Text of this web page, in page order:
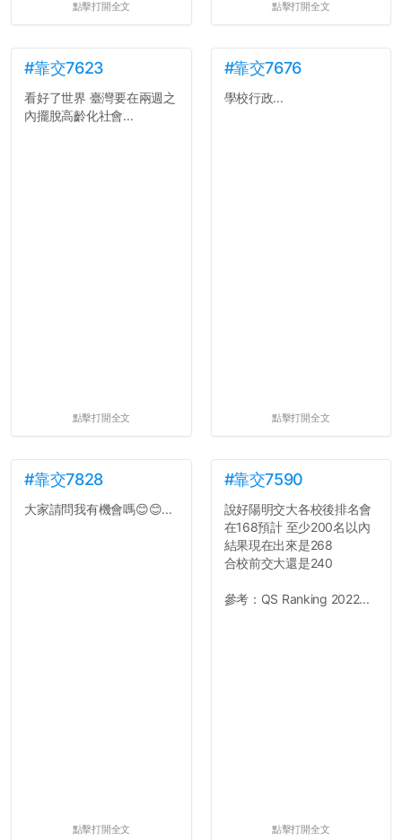
點擊打開全文 點擊打開全文
#靠交7623
看好了世界 臺灣要在兩週之
內擺脫高齡化社會...
點擊打開全文
#靠交7676
學校行政...
點擊打開全文
#靠交7828
大家請問我有機會嗎😊😊...
點擊打開全文
#靠交7590
說好陽明交大各校後排名會
在168預計 至少200名以內
結果現在出來是268
合校前交大還是240
參考：QS Ranking 2022...
點擊打開全文